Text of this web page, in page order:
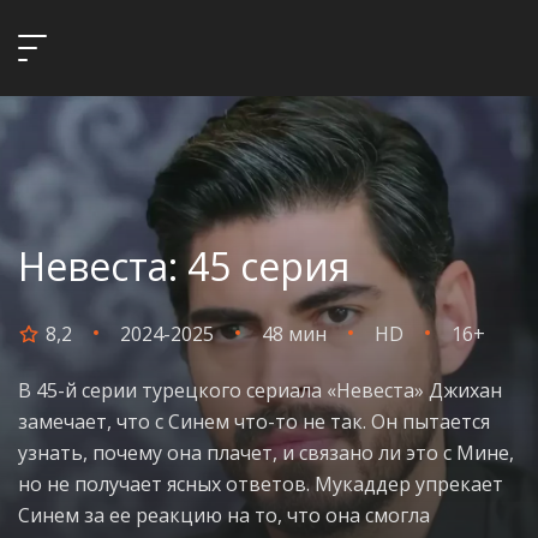
Невеста: 45 серия
8,2 2024-2025 48 мин HD 16+
В 45-й серии турецкого сериала «Невеста» Джихан
замечает, что с Синем что-то не так. Он пытается
узнать, почему она плачет, и связано ли это с Мине,
но не получает ясных ответов. Мукаддер упрекает
Синем за ее реакцию на то, что она смогла